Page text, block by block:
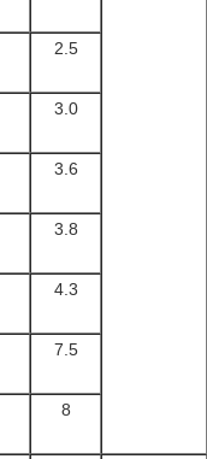
2.5
3.0
3.6
3.8
4.3
7.5
8